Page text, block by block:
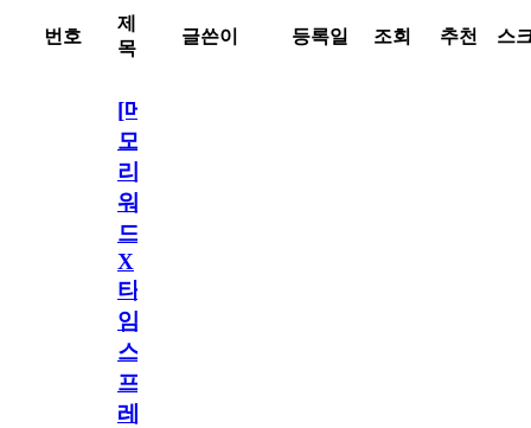
번호
제
목
글쓴이 등록일 조회 추천 스
[메
모
리
워
드
X
타
임
스
프
레